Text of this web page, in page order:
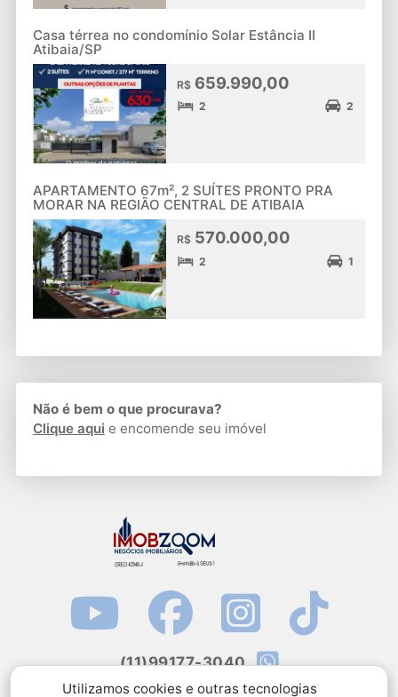
Utilizamos cookies e outras tecnologias
Casa térrea no condomínio Solar Estância II
Atibaia/SP
R$659.990,00
2 2
APARTAMENTO 67m², 2 SUÍTES PRONTO PRA
MORAR NA REGIÃO CENTRAL DE ATIBAIA
R$570.000,00
2 1
Não é bem o que procurava?
Clique aqui e encomende seu imóvel
(11)99177-3040